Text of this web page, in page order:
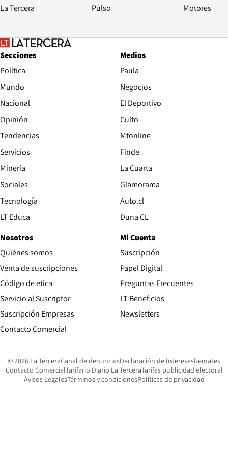
La Tercera Pulso Motores
Secciones
Política
Mundo
Nacional
Opinión
Tendencias
Servicios
Minería
Sociales
Tecnología
LT Educa
Medios
Paula
Negocios
El Deportivo
Culto
Mtonline
Finde
La Cuarta
Glamorama
Auto.cl
Duna CL
Nosotros
Quiénes somos
Venta de suscripciones
Código de etica Opens in new window
Servicio al Suscriptor
Suscripción Empresas
Contacto Comercial
Mi Cuenta
Suscripción
Papel Digital
Preguntas Frecuentes
LT Beneficios
Newsletters
© 2026 La TerceraCanal de denunciasOpens in new window
Declaración de InteresesOpens in
Remates
Contacto ComercialOpens in new window
Tarifario Diario La TerceraOpens in new window
Tarifas publicidad electoral
Avisos LegalesOpens in new window
Términos y condicionesPolíticas de privacidad